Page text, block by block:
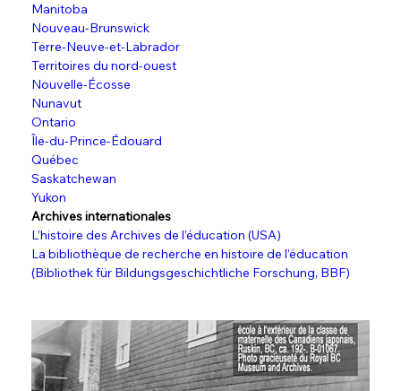
Manitoba
Nouveau-Brunswick
Terre-Neuve-et-Labrador
Territoires du nord-ouest
Nouvelle-Écosse
Nunavut
Ontario
Île-du-Prince-Édouard
Québec
Saskatchewan
Yukon
Archives internationales
L’histoire des Archives de l’éducation (USA)
La bibliothèque de recherche en histoire de l’éducation
(Bibliothek für Bildungsgeschichtliche Forschung, BBF)